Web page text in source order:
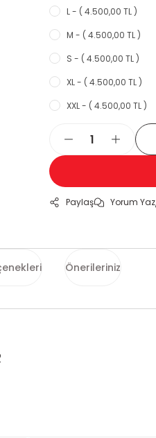
L - ( 4.500,00 TL )
M - ( 4.500,00 TL )
S - ( 4.500,00 TL )
XL - ( 4.500,00 TL )
XXL - ( 4.500,00 TL )
Paylaş Yorum Yaz
Önerileriniz